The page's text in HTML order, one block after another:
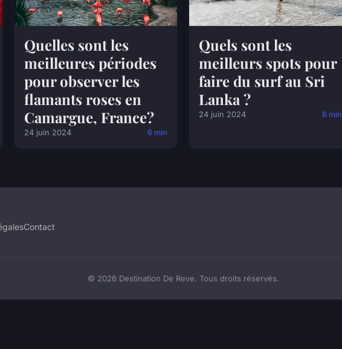
Quelles sont les
meilleures périodes
pour observer les
flamants roses en
Camargue, France?
24 juin 2024 6 min
Quels sont les
meilleurs spots pour
faire du surf au Sri
Lanka ?
24 juin 2024 6 min
Contact
© 2026 Destination De Reve. Tous droits réservés.